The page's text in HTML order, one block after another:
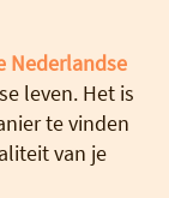
Nederlandse
leven. Het is
te vinden
van je